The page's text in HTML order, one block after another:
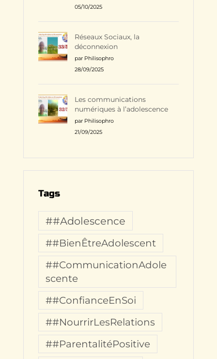
05/10/2025
Réseaux Sociaux, la
déconnexion
par Philisophro
28/09/2025
Les communications
numériques à l’adolescence
par Philisophro
21/09/2025
Tags
##Adolescence
##BienÊtreAdolescent
##CommunicationAdole
scente
##ConfianceEnSoi
##NourrirLesRelations
##ParentalitéPositive